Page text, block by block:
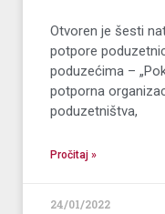
Otvoren je šesti
potpore
poduzećima –
potporna
poduzetništva,
Pročitaj »
24/01/2022